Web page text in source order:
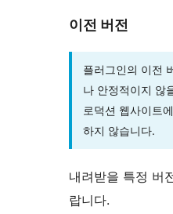
이전 버전
플러그인의 이전
나 안정적이지 않
로덕션 웹사이트
하지 않습니다.
내려받을 특정 버
랍니다.